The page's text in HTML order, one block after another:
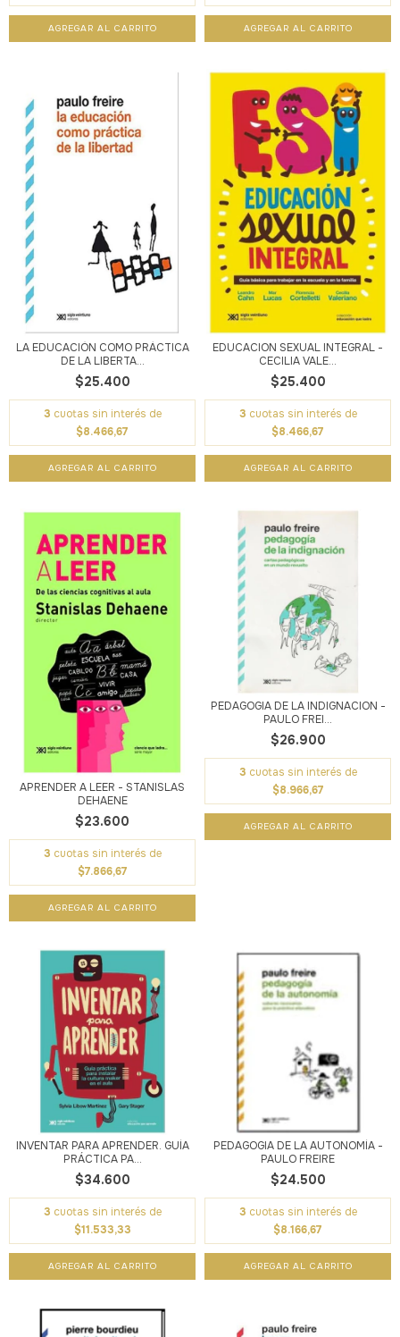
LA EDUCACIÓN COMO PRÁCTICA
DE LA LIBERTA...
$25.400
3 cuotas sin interés de
$8.466,67
EDUCACION SEXUAL INTEGRAL -
CECILIA VALE...
$25.400
3 cuotas sin interés de
$8.466,67
APRENDER A LEER - STANISLAS
DEHAENE
$23.600
3 cuotas sin interés de
$7.866,67
PEDAGOGIA DE LA INDIGNACION -
PAULO FREI...
$26.900
3 cuotas sin interés de
$8.966,67
INVENTAR PARA APRENDER. GUÍA
PRÁCTICA PA...
$34.600
3 cuotas sin interés de
$11.533,33
PEDAGOGIA DE LA AUTONOMÍA -
PAULO FREIRE
$24.500
3 cuotas sin interés de
$8.166,67